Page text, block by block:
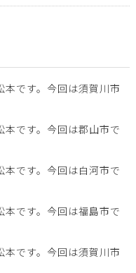
本です。今回は須賀川市
本です。今回は郡山市で
本です。今回は白河市で
本です。今回は福島市で
本です。今回は須賀川市